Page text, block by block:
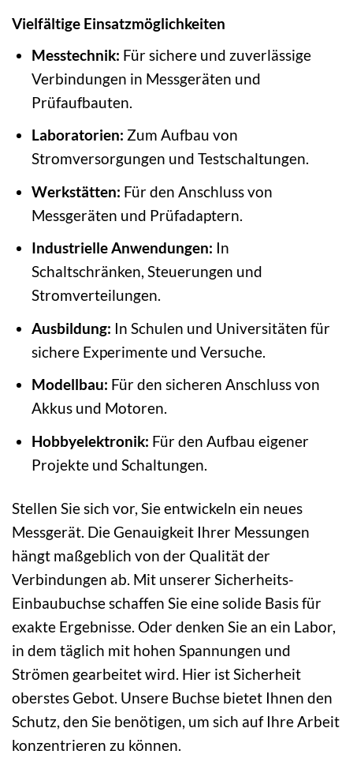
Vielfältige Einsatzmöglichkeiten
Messtechnik: Für sichere und zuverlässige
Verbindungen in Messgeräten und
Prüfaufbauten.
Laboratorien: Zum Aufbau von
Stromversorgungen und Testschaltungen.
Werkstätten: Für den Anschluss von
Messgeräten und Prüfadaptern.
Industrielle Anwendungen: In
Schaltschränken, Steuerungen und
Stromverteilungen.
Ausbildung: In Schulen und Universitäten für
sichere Experimente und Versuche.
Modellbau: Für den sicheren Anschluss von
Akkus und Motoren.
Hobbyelektronik: Für den Aufbau eigener
Projekte und Schaltungen.
Stellen Sie sich vor, Sie entwickeln ein neues
Messgerät. Die Genauigkeit Ihrer Messungen
hängt maßgeblich von der Qualität der
Verbindungen ab. Mit unserer Sicherheits-
Einbaubuchse schaffen Sie eine solide Basis für
exakte Ergebnisse. Oder denken Sie an ein Labor,
in dem täglich mit hohen Spannungen und
Strömen gearbeitet wird. Hier ist Sicherheit
oberstes Gebot. Unsere Buchse bietet Ihnen den
Schutz, den Sie benötigen, um sich auf Ihre Arbeit
konzentrieren zu können.